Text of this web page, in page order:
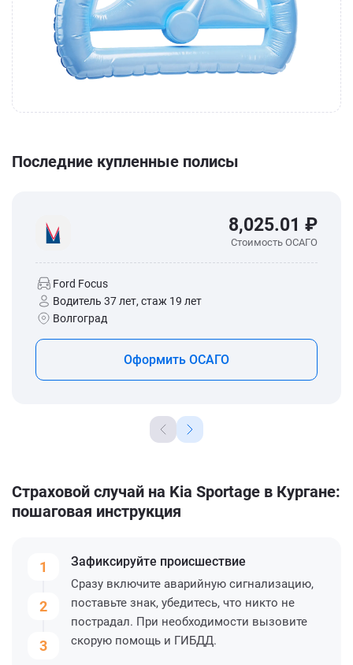
Последние купленные полисы
8,025.01 ₽
Стоимость ОСАГО
Ford Focus
Водитель 37 лет, стаж 19 лет
Волгоград
Оформить ОСАГО
Страховой случай на Kia Sportage в Кургане:
пошаговая инструкция
1
2
3
Зафиксируйте происшествие
Сразу включите аварийную сигнализацию,
поставьте знак, убедитесь, что никто не
пострадал. При необходимости вызовите
скорую помощь и ГИБДД.